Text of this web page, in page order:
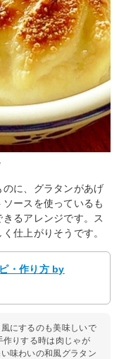
に、グラタンがあげ
ースを使っているも
るアレンジです。ス
仕上がりそうです。
・作り方 by
にするのも美味しいで
作りする時は肉じゃが
味わいの和風グラタン